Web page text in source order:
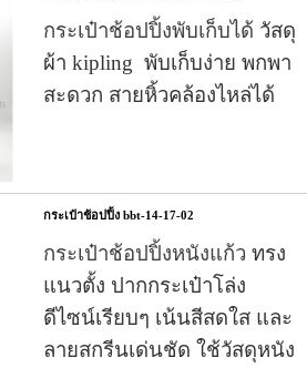
กระเป๋าช้อปปิ้งพับเก็บได้ วัสดุ
ผ้า kipling พับเก็บง่าย พกพา
สะดวก สายหิ้วคล้องไหล่ได้
กระเป๋าช้อปปิ้ง bbt-14-17-02
กระเป๋าช้อปปิ้งหนังแก้ว ทรง
แนวตั้ง ปากกระเป๋าโล่ง
ดีไซน์เรียบๆ เน้นสีสดใส และ
ลายสกรีนเด่นชัด ใช้วัสดุหนัง